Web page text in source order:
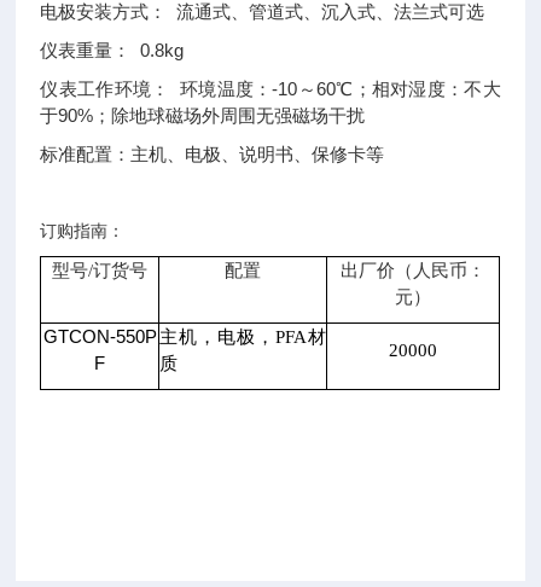
电极安装方式： 流通式、管道式、沉入式、法兰式可选
仪表重量： 0.8kg
仪表工作环境： 环境温度：-10～60℃；相对湿度：不大
于90%；除地球磁场外周围无强磁场干扰
标准配置：主机、电极、说明书、保修卡等
订购指南：
型号/订货号 配置
出厂价（人民币：
元）
GTCON-550P
F
主机，电极，PFA材
质
20000